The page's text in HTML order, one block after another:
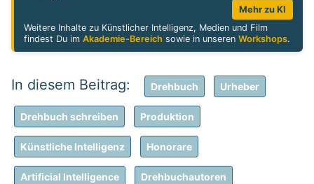
Mehr zu KI
Weitere Inhalte zu Künstlicher Intelligenz, Medien und Film
findest Du imAkademie-Bereich sowie in unserenWorkshops.
Drehbuch Urheber
Drehbuch schreiben Produktion
Künstliche Intelligenz Honorare
Artificial Intelligence Drehbuchautoren